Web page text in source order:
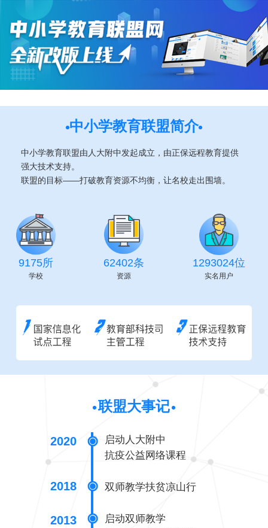
中小学教育联盟简介
中小学教育联盟由人大附中发起成立，由正保远程教育提供
强大技术支持。
联盟的目标——打破教育资源不均衡，让名校走出围墙。
9175所
学校
62402条
资源
1293024位
实名用户
联盟大事记
2020
2018
2013
启动人大附中
抗疫公益网络课程
双师教学扶贫凉山行
启动双师教学